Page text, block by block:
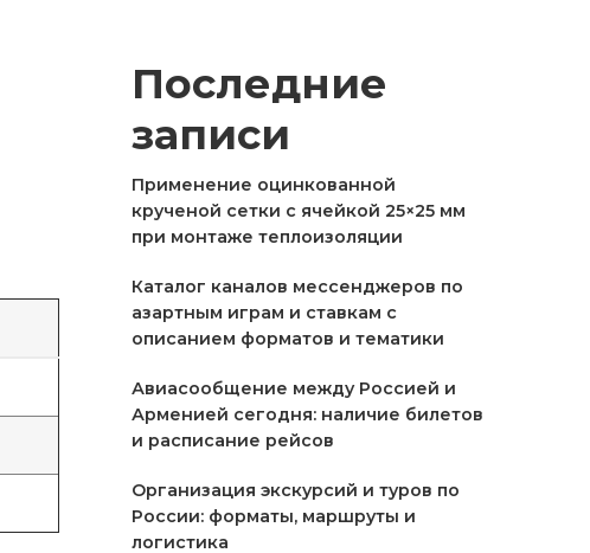
Последние
записи
Применение оцинкованной
крученой сетки с ячейкой 25×25 мм
при монтаже теплоизоляции
Каталог каналов мессенджеров по
азартным играм и ставкам с
описанием форматов и тематики
Авиасообщение между Россией и
Арменией сегодня: наличие билетов
и расписание рейсов
Организация экскурсий и туров по
России: форматы, маршруты и
логистика